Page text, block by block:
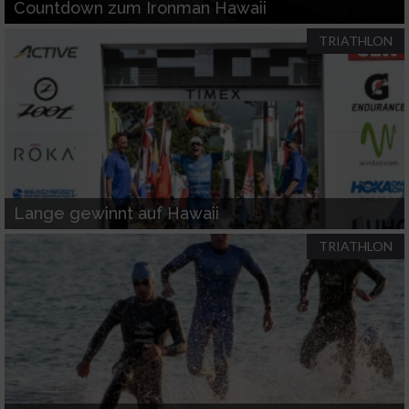
Countdown zum Ironman Hawaii
TRIATHLON
Lange gewinnt auf Hawaii
TRIATHLON
Erstellung von Profilen für personalisierte
Werbung
Verwendung von Profilen zur Auswahl
personalisierter Werbung
Erstellung von Profilen zur Personalisierung
von Inhalten
Verwendung von Profilen zur Auswahl
personalisierter Inhalte
Messung der Werbeleistung
Messung der Performance von Inhalten
Analyse von Zielgruppen durch Statistiken
oder Kombinationen von Daten aus
verschiedenen Quellen